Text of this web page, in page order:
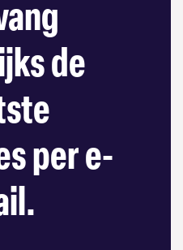
de
per e-